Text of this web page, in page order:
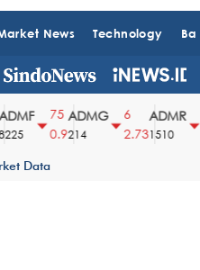
News Technology
75
0.9
ADMG
214
2.73
ADMR
1510
Data